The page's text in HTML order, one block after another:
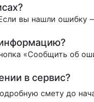
вы нашли ошибку
«Сообщить об
в сервис?
смету до